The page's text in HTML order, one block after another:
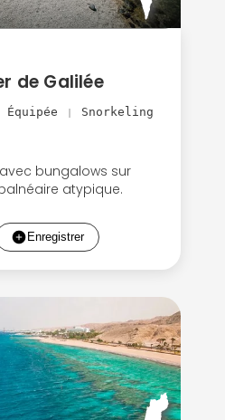
de Galilée
Équipée Snorkeling
bungalows sur
atypique.